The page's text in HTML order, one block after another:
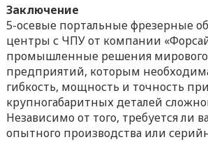
Заключение
5-осевые портальные фрезерные
центры с ЧПУ от компании
промышленные решения мирового
предприятий, которым
гибкость, мощность и точность
крупногабаритных деталей
Независимо от того, требуется ли
опытного производства или